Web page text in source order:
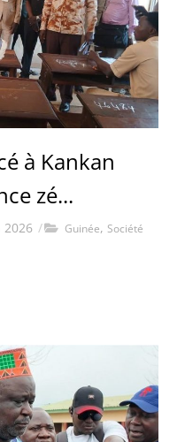
à Kankan
zé...
/ Guinée, Société